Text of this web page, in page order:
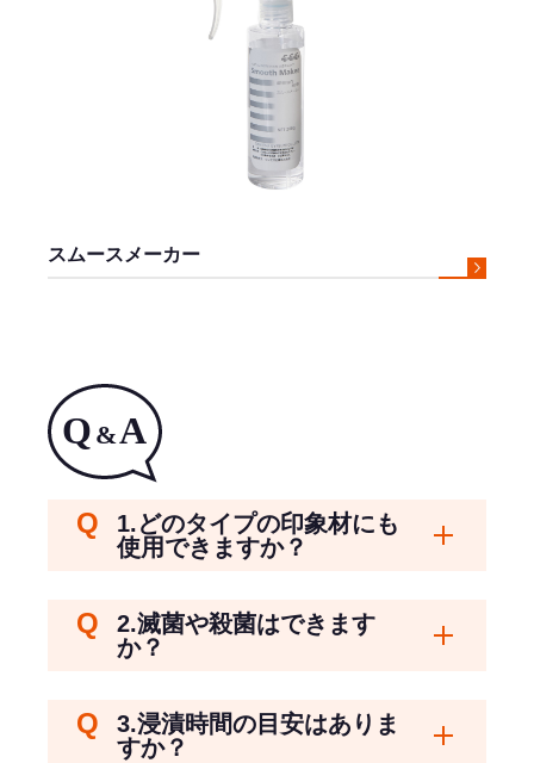
スムースメーカー
1.どのタイプの印象材にも
使用できますか？
2.滅菌や殺菌はできます
か？
3.浸漬時間の目安はありま
すか？